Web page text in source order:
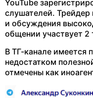
YouTube
слушателей.
и обсуждения
общении участвует 2
В ТГ-канале имеется
недостатком
отмечены как